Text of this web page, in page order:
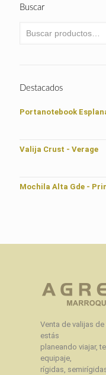
Buscar
Destacados
Portanotebook
Valija Crust - Verage
Mochila Alta Gde -
Venta de valijas
estás
planeando viajar,
equipaje,
rígidas,